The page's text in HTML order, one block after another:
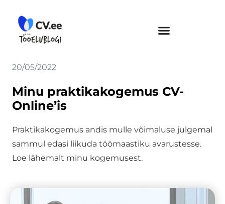
content
20/05/2022
Minu praktikakogemus CV-
Online’is
Praktikakogemus andis mulle võimaluse julgemal
sammul edasi liikuda töömaastiku avarustesse.
Loe lähemalt minu kogemusest.